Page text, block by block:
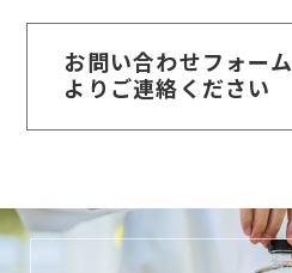
お問い合わせフォーム
よりご連絡ください